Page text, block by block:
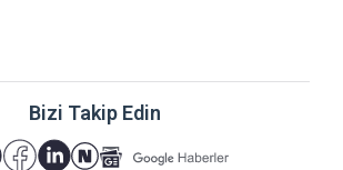
Bizi Takip Edin